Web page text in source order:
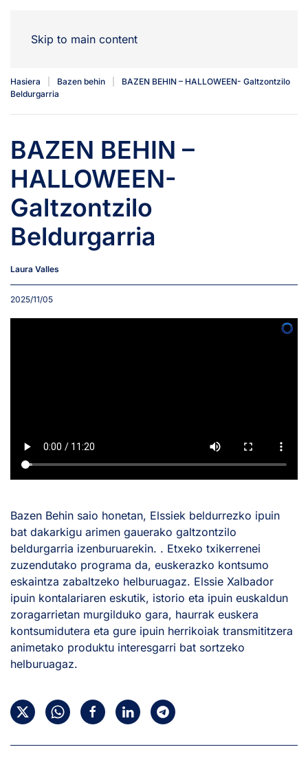
Skip to main content
Hasiera Bazen behin
BAZEN BEHIN – HALLOWEEN- Galtzontzilo
Beldurgarria
BAZEN BEHIN –
HALLOWEEN-
Galtzontzilo
Beldurgarria
Laura Valles
2025/11/05
Bazen Behin saio honetan, Elssiek beldurrezko ipuin
bat dakarkigu arimen gauerako galtzontzilo
beldurgarria izenburuarekin. . Etxeko txikerrenei
zuzendutako programa da, euskerazko kontsumo
eskaintza zabaltzeko helburuagaz. Elssie Xalbador
ipuin kontalariaren eskutik, istorio eta ipuin euskaldun
zoragarrietan murgilduko gara, haurrak euskera
kontsumidutera eta gure ipuin herrikoiak transmititzera
animetako produktu interesgarri bat sortzeko
helburuagaz.